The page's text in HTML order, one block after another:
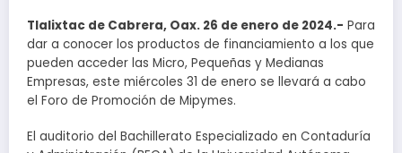
Tlalixtac de Cabrera, Oax. 26 de enero de 2024.- Para
dar a conocer los productos de financiamiento a los que
pueden acceder las Micro, Pequeñas y Medianas
Empresas, este miércoles 31 de enero se llevará a cabo
el Foro de Promoción de Mipymes.
El auditorio del Bachillerato Especializado en Contaduría